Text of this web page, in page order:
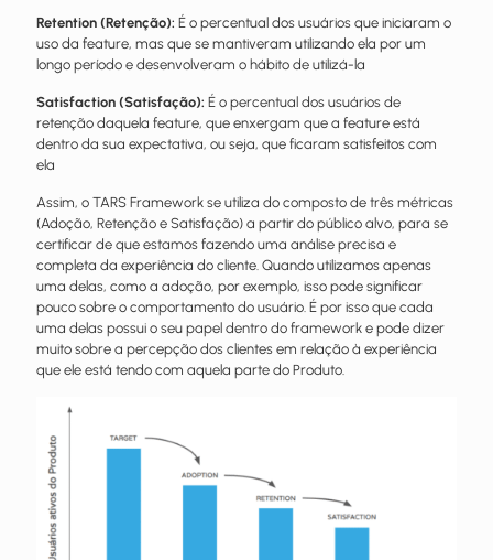
Retention (Retenção): É o percentual dos usuários que iniciaram o
uso da feature, mas que se mantiveram utilizando ela por um
longo período e desenvolveram o hábito de utilizá-la
Satisfaction (Satisfação): É o percentual dos usuários de
retenção daquela feature, que enxergam que a feature está
dentro da sua expectativa, ou seja, que ficaram satisfeitos com
ela
Assim, o TARS Framework se utiliza do composto de três métricas
(Adoção, Retenção e Satisfação) a partir do público alvo, para se
certificar de que estamos fazendo uma análise precisa e
completa da experiência do cliente. Quando utilizamos apenas
uma delas, como a adoção, por exemplo, isso pode significar
pouco sobre o comportamento do usuário. É por isso que cada
uma delas possui o seu papel dentro do framework e pode dizer
muito sobre a percepção dos clientes em relação à experiência
que ele está tendo com aquela parte do Produto.